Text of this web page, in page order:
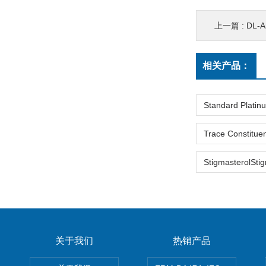
上一篇 : DL-
相关产品：
关于我们 热销产品